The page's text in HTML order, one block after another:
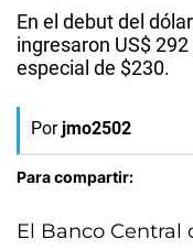
En el debut del
ingresaron US$
especial de $230.
Por jmo2502
Para compartir:
El Banco Central